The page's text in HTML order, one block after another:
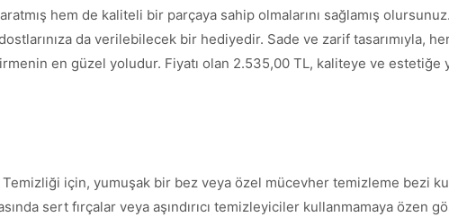
hem de kaliteli bir parçaya sahip olmalarını sağlamış olursunuz.
da verilebilecek bir hediyedir. Sade ve zarif tasarımıyla,
en güzel yoludur. Fiyatı olan 2.535,00 TL, kaliteye ve estetiğe
için, yumuşak bir bez veya özel mücevher temizleme bezi
sert fırçalar veya aşındırıcı temizleyiciler kullanmamaya özen